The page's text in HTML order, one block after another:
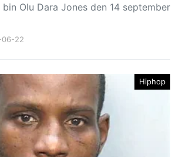
Olu Dara Jones den 14 september
22
Hiphop